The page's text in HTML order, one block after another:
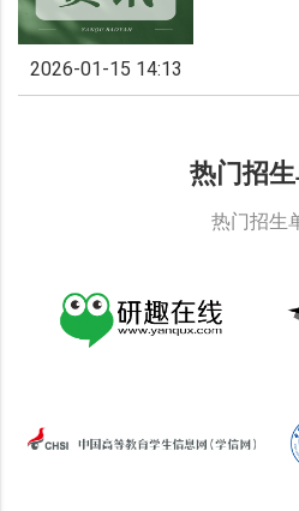
2026-01-15 14:13
热门招
热门招生